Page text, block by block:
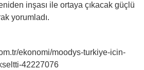
inşası ile ortaya çıkacak güçlü
yorumladı.
ekonomi/moodys-turkiye-icin-
42227076